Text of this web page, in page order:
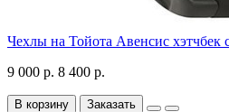
Чехлы на Тойота Авенсис хэтчбек
9 000 р. 8 400 р.
В корзину Заказать